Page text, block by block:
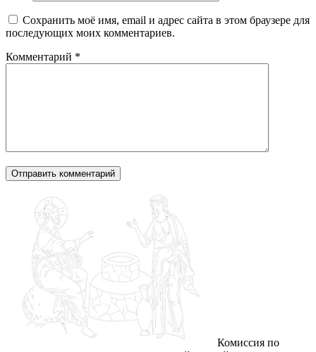
Сохранить моё имя, email и адрес сайта в этом браузере для
последующих моих комментариев.
Комментарий *
Комиссия по